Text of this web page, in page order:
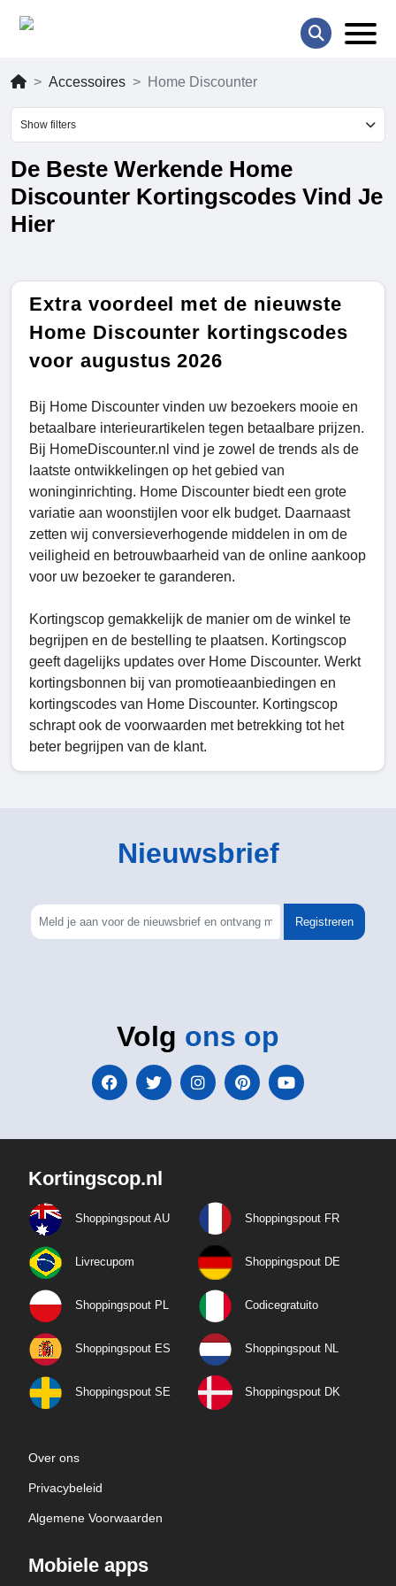
Accessoires Home Discounter
Show filters
De Beste Werkende Home
Discounter Kortingscodes Vind Je
Hier
Extra voordeel met de nieuwste
Home Discounter kortingscodes
voor augustus 2026
Bij Home Discounter vinden uw bezoekers mooie en
betaalbare interieurartikelen tegen betaalbare prijzen.
Bij HomeDiscounter.nl vind je zowel de trends als de
laatste ontwikkelingen op het gebied van
woninginrichting. Home Discounter biedt een grote
variatie aan woonstijlen voor elk budget. Daarnaast
zetten wij conversieverhogende middelen in om de
veiligheid en betrouwbaarheid van de online aankoop
voor uw bezoeker te garanderen.
Kortingscop gemakkelijk de manier om de winkel te
begrijpen en de bestelling te plaatsen. Kortingscop
geeft dagelijks updates over Home Discounter. Werkt
kortingsbonnen bij van promotieaanbiedingen en
kortingscodes van Home Discounter. Kortingscop
schrapt ook de voorwaarden met betrekking tot het
beter begrijpen van de klant.
Nieuwsbrief
Registreren
Volg ons op
Kortingscop.nl
Shoppingspout AU Shoppingspout FR
Livrecupom Shoppingspout DE
Shoppingspout PL Codicegratuito
Shoppingspout ES Shoppingspout NL
Shoppingspout SE Shoppingspout DK
Over ons
Privacybeleid
Algemene Voorwaarden
Mobiele apps